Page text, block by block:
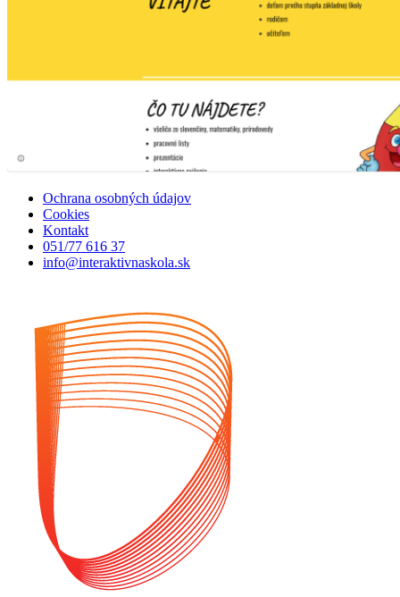
Ochrana osobných údajov
Cookies
Kontakt
051/77 616 37
info@interaktivnaskola.sk